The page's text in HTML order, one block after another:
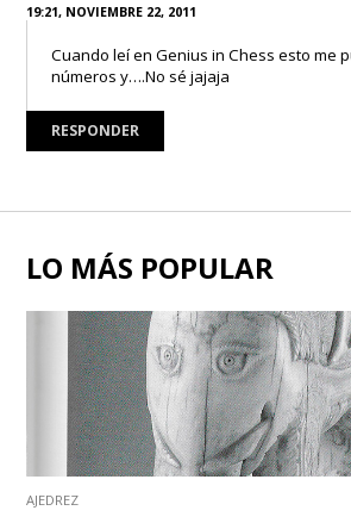
19:21, NOVIEMBRE 22, 2011
Cuando leí en Genius in Chess esto me
números y….No sé jajaja
RESPONDER
LO MÁS POPULAR
AJEDREZ